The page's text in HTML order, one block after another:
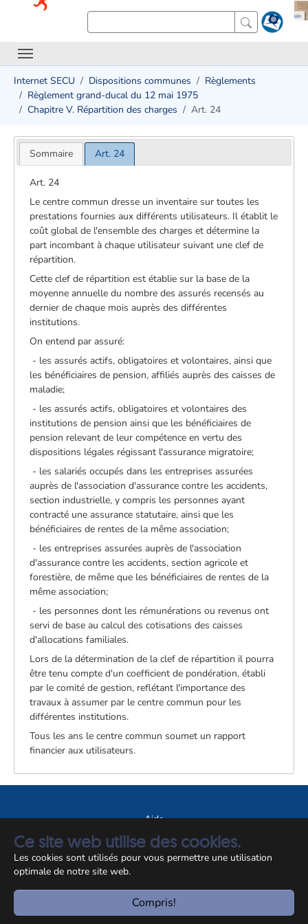
Ce site web utilise des cookies.
Les cookies sont utilisés pour vous permettre une utilisation
optimale de notre site web.
Compris!
Internet SECU Dispositions communes
Règlements
Règlement grand-ducal du 12 mai 1975
Chapitre V. Répartition des charges
Art. 24
Sommaire Art. 24
Art. 24
Le centre commun dresse un inventaire sur toutes les
prestations fournies aux différents utilisateurs. Il établit le
coût global de l'ensemble des charges et détermine la
part incombant à chaque utilisateur suivant une clef de
répartition.
Cette clef de répartition est établie sur la base de la
moyenne annuelle du nombre des assurés recensés au
dernier de chaque mois auprès des différentes
institutions.
On entend par assuré:
­ - les assurés actifs, obligatoires et volontaires, ainsi que
les bénéficiaires de pension, affiliés auprès des caisses de
maladie;
­ - les assurés actifs, obligatoires et volontaires des
institutions de pension ainsi que les bénéficiaires de
pension relevant de leur compétence en vertu des
dispositions légales régissant l'assurance migratoire;
­ - les salariés occupés dans les entreprises assurées
auprès de l'association d'assurance contre les accidents,
section industrielle, y compris les personnes ayant
contracté une assurance statutaire, ainsi que les
bénéficiaires de rentes de la même association;
­ - les entreprises assurées auprès de l'association
d'assurance contre les accidents, section agricole et
forestière, de même que les bénéficiaires de rentes de la
même association;
­ - les personnes dont les rémunérations ou revenus ont
servi de base au calcul des cotisations des caisses
d'allocations familiales.
Lors de la détermination de la clef de répartition il pourra
être tenu compte d'un coefficient de pondération, établi
par le comité de gestion, reflétant l'importance des
travaux à assumer par le centre commun pour les
différentes institutions.
Tous les ans le centre commun soumet un rapport
financier aux utilisateurs.
Aide
A propos du site
Notice légale
© CCSS 2026